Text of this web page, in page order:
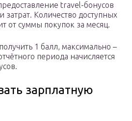
travel-бонусов
затрат. Количество доступных
от суммы покупок за месяц.
1 балл, максимально –
периода начисляется
зарплатную